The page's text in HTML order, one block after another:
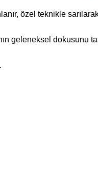
özel teknikle
geleneksel dokusunu